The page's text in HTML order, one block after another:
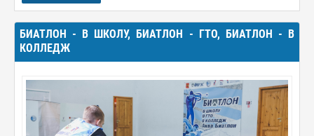
БИАТЛОН - В ШКОЛУ, БИАТЛОН - ГТО, БИАТЛОН - В
КОЛЛЕДЖ